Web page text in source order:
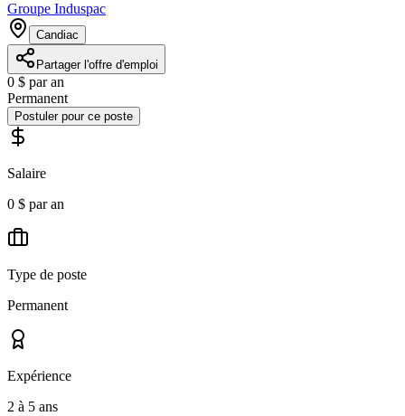
Groupe Induspac
Candiac
Partager l'offre d'emploi
0 $ par an
Permanent
Postuler pour ce poste
Salaire
0 $ par an
Type de poste
Permanent
Expérience
2 à 5 ans